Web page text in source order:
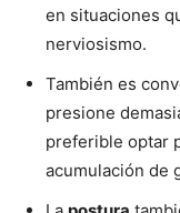
en situaciones
nerviosismo.
También es
presione
preferible optar
acumulación de